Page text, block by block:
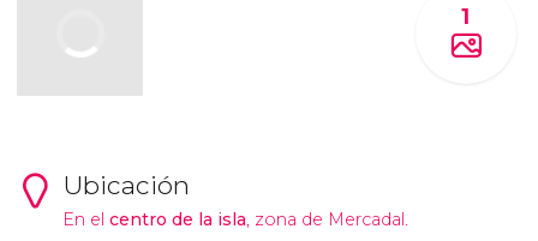
1
Ubicación
En el centro de la isla , zona de Mercadal.